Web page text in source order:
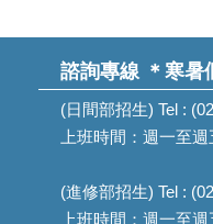
諮詢專線 ＊寒暑
(日間部招生) Tel :
上班時間：週一至
(進修部招生) Tel :
上班時間：週一至